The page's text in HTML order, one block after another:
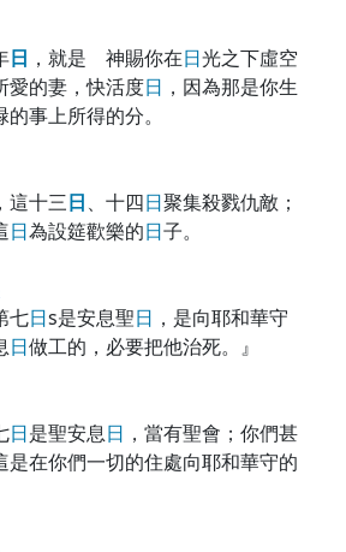
日 ，就是 神賜你在日光之下虛空
愛的妻，快活度日 ，因為那是你生
事上所得的分。
這十三日、十四日聚集殺戮仇敵；
日為設筵歡樂的日子。
七日s是安息聖日 ，是向耶和華守
日做工的，必要把他治死。』
日是聖安息日 ，當有聖會；你們甚
是在你們一切的住處向耶和華守的